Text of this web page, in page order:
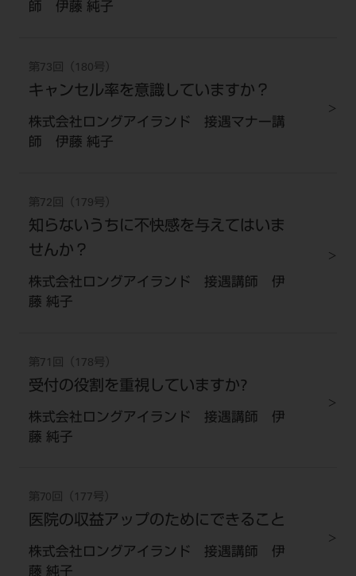
師 伊藤 純子
第73回（180号）
キャンセル率を意識していますか？
株式会社ロングアイランド 接遇マナー講
師 伊藤 純子
第72回（179号）
知らないうちに不快感を与えてはいま
せんか？
株式会社ロングアイランド 接遇講師 伊
藤 純子
第71回（178号）
受付の役割を重視していますか?
株式会社ロングアイランド 接遇講師 伊
藤 純子
第70回（177号）
医院の収益アップのためにできること
株式会社ロングアイランド 接遇講師 伊